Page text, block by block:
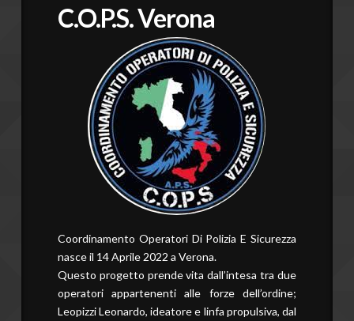
C.O.P.S. Verona
Coordinamento Operatori Di Polizia E Sicurezza
nasce il 14 Aprile 2022 a Verona.
Questo progetto prende vita dall’intesa tra due
operatori appartenenti alle forze dell’ordine;
Leopizzi Leonardo, ideatore e linfa propulsiva, dal